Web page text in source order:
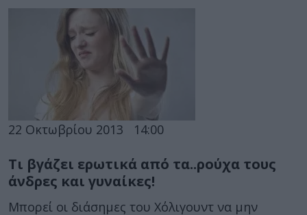
22 Οκτωβρίου 2013 14:00
Τι βγάζει ερωτικά από τα..ρούχα τους
άνδρες και γυναίκες!
Μπορεί οι διάσημες του Χόλιγουντ να μην